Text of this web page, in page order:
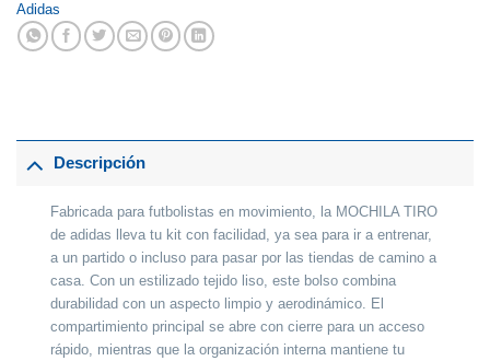
Adidas
Descripción
Fabricada para futbolistas en movimiento, la MOCHILA TIRO
de adidas lleva tu kit con facilidad, ya sea para ir a entrenar,
a un partido o incluso para pasar por las tiendas de camino a
casa. Con un estilizado tejido liso, este bolso combina
durabilidad con un aspecto limpio y aerodinámico. El
compartimiento principal se abre con cierre para un acceso
rápido, mientras que la organización interna mantiene tu